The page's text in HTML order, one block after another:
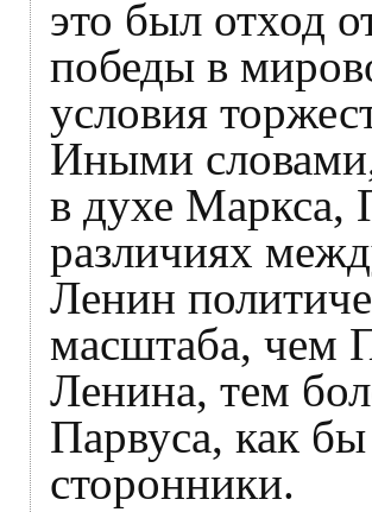
это был отход
победы в
условия
Иными словами,
в духе Маркса,
различиях
Ленин
масштаба, чем
Ленина, тем
Парвуса, как
сторонники.